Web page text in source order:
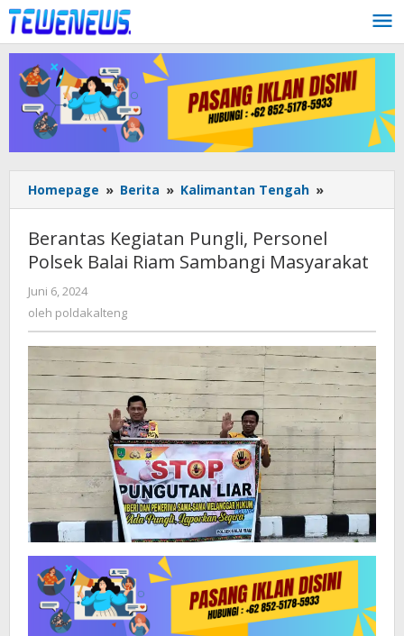
Lewati
ke
konten
Homepage » Berita » Kalimantan Tengah »
Kegiatan
Personel
Polsek
Berantas Kegiatan Pungli, Personel
Polsek Balai Riam Sambangi Masyarakat
Juni 6, 2024
poldakalteng
oleh poldakalteng